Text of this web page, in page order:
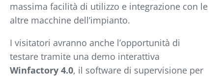
massima facilità di utilizzo e integrazione con le
altre macchine dell’impianto.
I visitatori avranno anche l’opportunità di
testare tramite una demo interattiva
Winfactory 4.0, il software di supervisione per